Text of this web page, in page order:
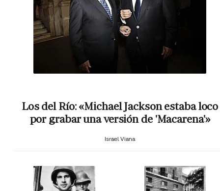
Los del Río: «Michael Jackson estaba loco
por grabar una versión de 'Macarena'»
Israel Viana